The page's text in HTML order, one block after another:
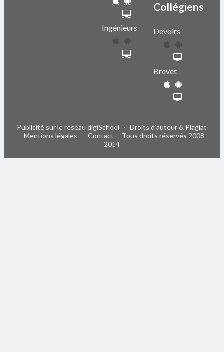
Ingénieurs
Collégiens
Devoirs
Brevet
Publicité sur le réseau digiSchool - Droits d'auteur & Plagiat
- Mentions légales - Contact - Tous droits réservés 2008-
2014